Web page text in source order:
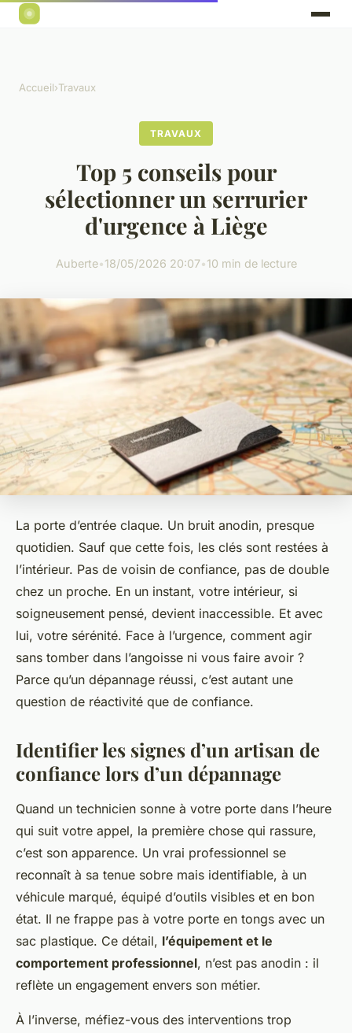
Accueil›Travaux
TRAVAUX
Top 5 conseils pour
sélectionner un serrurier
d'urgence à Liège
Auberte•18/05/2026 20:07•10 min de lecture
La porte d’entrée claque. Un bruit anodin, presque
quotidien. Sauf que cette fois, les clés sont restées à
l’intérieur. Pas de voisin de confiance, pas de double
chez un proche. En un instant, votre intérieur, si
soigneusement pensé, devient inaccessible. Et avec
lui, votre sérénité. Face à l’urgence, comment agir
sans tomber dans l’angoisse ni vous faire avoir ?
Parce qu’un dépannage réussi, c’est autant une
question de réactivité que de confiance.
Identifier les signes d’un artisan de
confiance lors d’un dépannage
Quand un technicien sonne à votre porte dans l’heure
qui suit votre appel, la première chose qui rassure,
c’est son apparence. Un vrai professionnel se
reconnaît à sa tenue sobre mais identifiable, à un
véhicule marqué, équipé d’outils visibles et en bon
état. Il ne frappe pas à votre porte en tongs avec un
sac plastique. Ce détail, l’équipement et le
comportement professionnel, n’est pas anodin : il
reflète un engagement envers son métier.
À l’inverse, méfiez-vous des interventions trop